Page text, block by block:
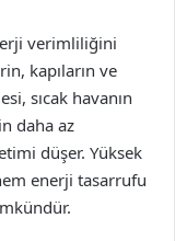
verimliliğini
kapıların ve
sıcak havanın
daha az
düşer. Yüksek
enerji tasarrufu